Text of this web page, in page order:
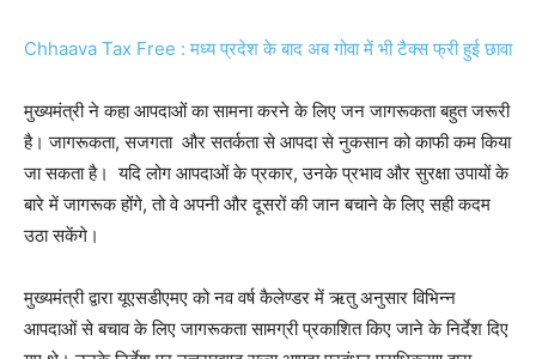
Chhaava Tax Free : मध्य प्रदेश के बाद अब गोवा में भी टैक्स फ्री हुई छावा
मुख्यमंत्री ने कहा आपदाओं का सामना करने के लिए जन जागरूकता बहुत जरूरी
है। जागरूकता, सजगता और सतर्कता से आपदा से नुकसान को काफी कम किया
जा सकता है। यदि लोग आपदाओं के प्रकार, उनके प्रभाव और सुरक्षा उपायों के
बारे में जागरूक होंगे, तो वे अपनी और दूसरों की जान बचाने के लिए सही कदम
उठा सकेंगे।
मुख्यमंत्री द्वारा यूएसडीएमए को नव वर्ष कैलेण्डर में ऋतु अनुसार विभिन्न
आपदाओं से बचाव के लिए जागरूकता सामग्री प्रकाशित किए जाने के निर्देश दिए